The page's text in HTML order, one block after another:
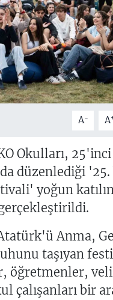
A- A
Okulları,
düzenlediği '25.
yoğun
Anma,
taşıyan
öğretmenler,
çalışanları bir